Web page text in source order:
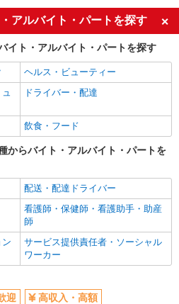
会
社会保険あり
アルバイト・パートを探す
イト・アルバイト・パートを探す
ヘルス・ビューティー
ドライバー・配達
飲食・フード
からバイト・アルバイト・パートを
配送・配達ドライバー
看護師・保健師・看護助手・助産
師
サービス提供責任者・ソーシャル
ワーカー
迎
高収入・高額